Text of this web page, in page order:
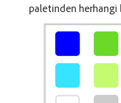
paletinden herhangi